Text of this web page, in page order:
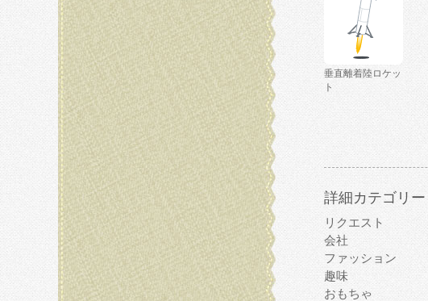
垂直離着陸ロケッ
ト
詳細カテゴリー
リクエスト
会社
ファッション
趣味
おもちゃ